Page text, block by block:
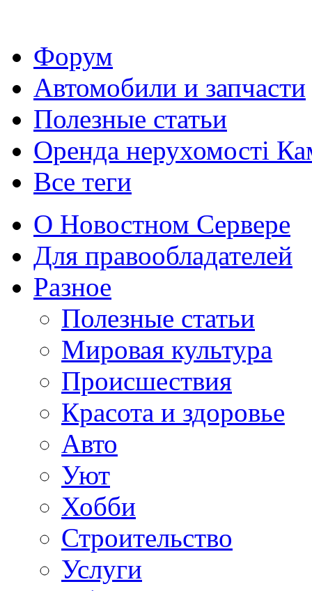
Форум
Автомобили и запчасти
Полезные статьи
Оренда нерухомості
Все теги
О Новостном Сервере
Для правообладателей
Разное
Полезные статьи
Мировая культура
Происшествия
Красота и здоровье
Авто
Уют
Хобби
Строительство
Услуги